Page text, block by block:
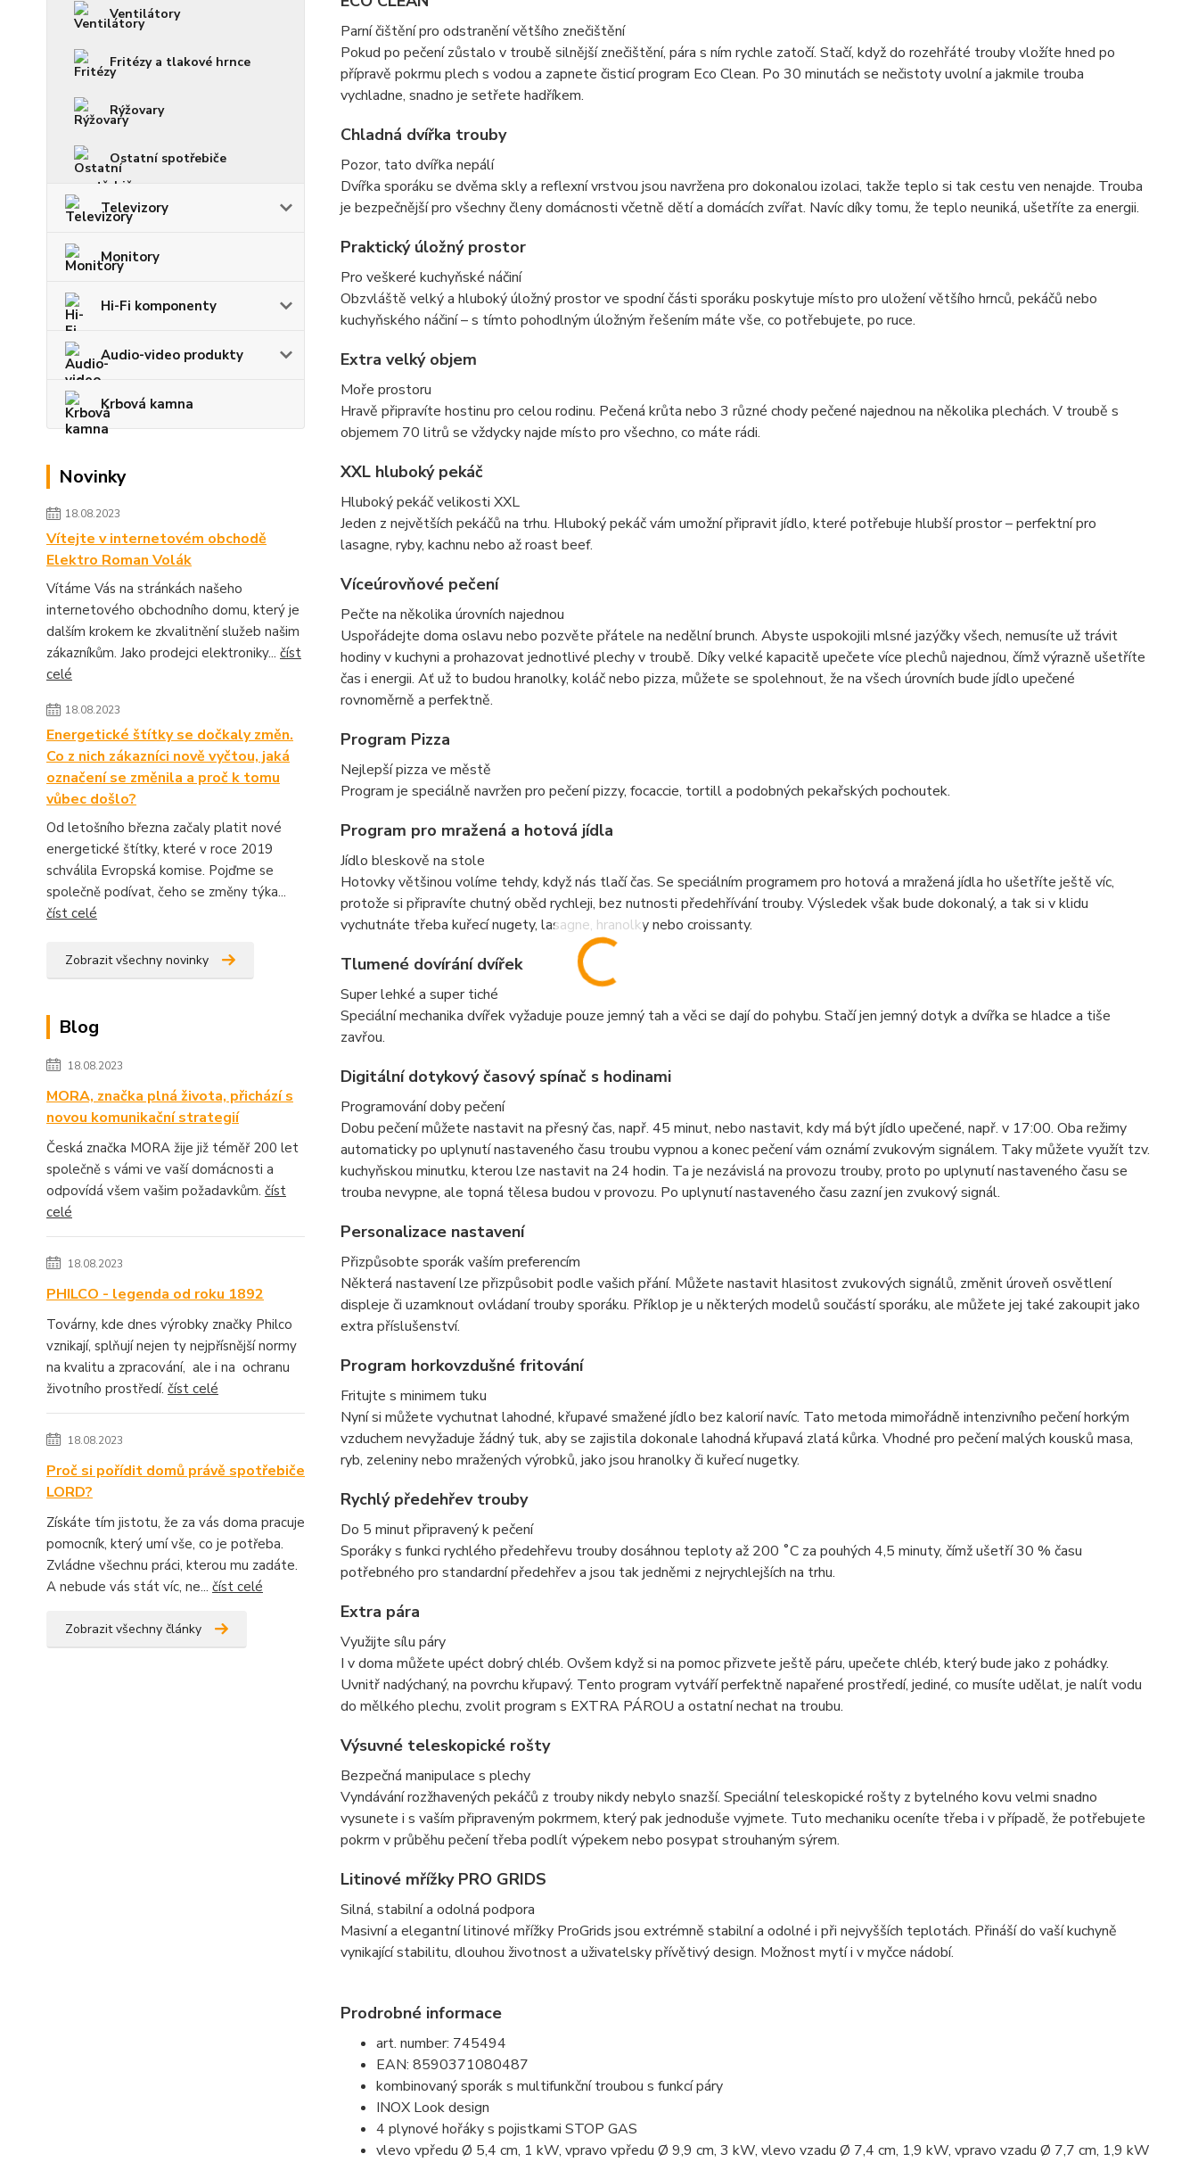
Ventilátory
Fritézy a tlakové hrnce
Rýžovary
Ostatní spotřebiče
Televizory
Monitory
Hi-Fi komponenty
Audio-video produkty
Krbová kamna
Novinky
18.08.2023
Vítejte v internetovém obchodě
Elektro Roman Volák
Vítáme Vás na stránkách našeho
internetového obchodního domu, který je
dalším krokem ke zkvalitnění služeb našim
zákazníkům. Jako prodejci elektroniky... číst
celé
18.08.2023
Energetické štítky se dočkaly změn.
Co z nich zákazníci nově vyčtou, jaká
označení se změnila a proč k tomu
vůbec došlo?
Od letošního března začaly platit nové
energetické štítky, které v roce 2019
schválila Evropská komise. Pojďme se
společně podívat, čeho se změny týka...
číst celé
Zobrazit všechny novinky
Blog
18.08.2023
MORA, značka plná života, přichází s
novou komunikační strategií
Česká značka MORA žije již téměř 200 let
společně s vámi ve vaší domácnosti a
odpovídá všem vašim požadavkům. číst
celé
18.08.2023
PHILCO - legenda od roku 1892
Továrny, kde dnes výrobky značky Philco
vznikají, splňují nejen ty nejpřísnější normy
na kvalitu a zpracování, ale i na ochranu
životního prostředí. číst celé
18.08.2023
Proč si pořídit domů právě spotřebiče
LORD?
Získáte tím jistotu, že za vás doma pracuje
pomocník, který umí vše, co je potřeba.
Zvládne všechnu práci, kterou mu zadáte.
A nebude vás stát víc, ne... číst celé
Zobrazit všechny články
Parní čištění pro odstranění většího znečištění
Pokud po pečení zůstalo v troubě silnější znečištění, pára s ním rychle zatočí. Stačí, když do rozehřáté trouby vložíte hned po
přípravě pokrmu plech s vodou a zapnete čisticí program Eco Clean. Po 30 minutách se nečistoty uvolní a jakmile trouba
vychladne, snadno je setřete hadříkem.
Chladná dvířka trouby
Pozor, tato dvířka nepálí
Dvířka sporáku se dvěma skly a reflexní vrstvou jsou navržena pro dokonalou izolaci, takže teplo si tak cestu ven nenajde. Trouba
je bezpečnější pro všechny členy domácnosti včetně dětí a domácích zvířat. Navíc díky tomu, že teplo neuniká, ušetříte za energii.
Praktický úložný prostor
Pro veškeré kuchyňské náčiní
Obzvláště velký a hluboký úložný prostor ve spodní části sporáku poskytuje místo pro uložení většího hrnců, pekáčů nebo
kuchyňského náčiní – s tímto pohodlným úložným řešením máte vše, co potřebujete, po ruce.
Extra velký objem
Moře prostoru
Hravě připravíte hostinu pro celou rodinu. Pečená krůta nebo 3 různé chody pečené najednou na několika plechách. V troubě s
objemem 70 litrů se vždycky najde místo pro všechno, co máte rádi.
XXL hluboký pekáč
Hluboký pekáč velikosti XXL
Jeden z největších pekáčů na trhu. Hluboký pekáč vám umožní připravit jídlo, které potřebuje hlubší prostor – perfektní pro
lasagne, ryby, kachnu nebo až roast beef.
Víceúrovňové pečení
Pečte na několika úrovních najednou
Uspořádejte doma oslavu nebo pozvěte přátele na nedělní brunch. Abyste uspokojili mlsné jazýčky všech, nemusíte už trávit
hodiny v kuchyni a prohazovat jednotlivé plechy v troubě. Díky velké kapacitě upečete více plechů najednou, čímž výrazně ušetříte
čas i energii. Ať už to budou hranolky, koláč nebo pizza, můžete se spolehnout, že na všech úrovních bude jídlo upečené
rovnoměrně a perfektně.
Program Pizza
Nejlepší pizza ve městě
Program je speciálně navržen pro pečení pizzy, focaccie, tortill a podobných pekařských pochoutek.
Program pro mražená a hotová jídla
Jídlo bleskově na stole
Hotovky většinou volíme tehdy, když nás tlačí čas. Se speciálním programem pro hotová a mražená jídla ho ušetříte ještě víc,
protože si připravíte chutný oběd rychleji, bez nutnosti předehřívání trouby. Výsledek však bude dokonalý, a tak si v klidu
vychutnáte třeba kuřecí nugety, lasagne, hranolky nebo croissanty.
Tlumené dovírání dvířek
Super lehké a super tiché
Speciální mechanika dvířek vyžaduje pouze jemný tah a věci se dají do pohybu. Stačí jen jemný dotyk a dvířka se hladce a tiše
zavřou.
Digitální dotykový časový spínač s hodinami
Programování doby pečení
Dobu pečení můžete nastavit na přesný čas, např. 45 minut, nebo nastavit, kdy má být jídlo upečené, např. v 17:00. Oba režimy
automaticky po uplynutí nastaveného času troubu vypnou a konec pečení vám oznámí zvukovým signálem. Taky můžete využít tzv.
kuchyňskou minutku, kterou lze nastavit na 24 hodin. Ta je nezávislá na provozu trouby, proto po uplynutí nastaveného času se
trouba nevypne, ale topná tělesa budou v provozu. Po uplynutí nastaveného času zazní jen zvukový signál.
Personalizace nastavení
Přizpůsobte sporák vaším preferencím
Některá nastavení lze přizpůsobit podle vašich přání. Můžete nastavit hlasitost zvukových signálů, změnit úroveň osvětlení
displeje či uzamknout ovládaní trouby sporáku. Příklop je u některých modelů součástí sporáku, ale můžete jej také zakoupit jako
extra příslušenství.
Program horkovzdušné fritování
Fritujte s minimem tuku
Nyní si můžete vychutnat lahodné, křupavé smažené jídlo bez kalorií navíc. Tato metoda mimořádně intenzivního pečení horkým
vzduchem nevyžaduje žádný tuk, aby se zajistila dokonale lahodná křupavá zlatá kůrka. Vhodné pro pečení malých kousků masa,
ryb, zeleniny nebo mražených výrobků, jako jsou hranolky či kuřecí nugetky.
Rychlý předehřev trouby
Do 5 minut připravený k pečení
Sporáky s funkci rychlého předehřevu trouby dosáhnou teploty až 200 ˚C za pouhých 4,5 minuty, čímž ušetří 30 % času
potřebného pro standardní předehřev a jsou tak jedněmi z nejrychlejších na trhu.
Extra pára
Využijte sílu páry
I v doma můžete upéct dobrý chléb. Ovšem když si na pomoc přizvete ještě páru, upečete chléb, který bude jako z pohádky.
Uvnitř nadýchaný, na povrchu křupavý. Tento program vytváří perfektně napařené prostředí, jediné, co musíte udělat, je nalít vodu
do mělkého plechu, zvolit program s EXTRA PÁROU a ostatní nechat na troubu.
Výsuvné teleskopické rošty
Bezpečná manipulace s plechy
Vyndávání rozžhavených pekáčů z trouby nikdy nebylo snazší. Speciální teleskopické rošty z bytelného kovu velmi snadno
vysunete i s vaším připraveným pokrmem, který pak jednoduše vyjmete. Tuto mechaniku oceníte třeba i v případě, že potřebujete
pokrm v průběhu pečení třeba podlít výpekem nebo posypat strouhaným sýrem.
Litinové mřížky PRO GRIDS
Silná, stabilní a odolná podpora
Masivní a elegantní litinové mřížky ProGrids jsou extrémně stabilní a odolné i při nejvyšších teplotách. Přináší do vaší kuchyně
vynikající stabilitu, dlouhou životnost a uživatelsky přívětivý design. Možnost mytí i v myčce nádobí.
Prodrobné informace
art. number: 745494
EAN: 8590371080487
kombinovaný sporák s multifunkční troubou s funkcí páry
INOX Look design
4 plynové hořáky s pojistkami STOP GAS
vlevo vpředu Ø 5,4 cm, 1 kW, vpravo vpředu Ø 9,9 cm, 3 kW, vlevo vzadu Ø 7,4 cm, 1,9 kW, vpravo vzadu Ø 7,7 cm, 1,9 kW